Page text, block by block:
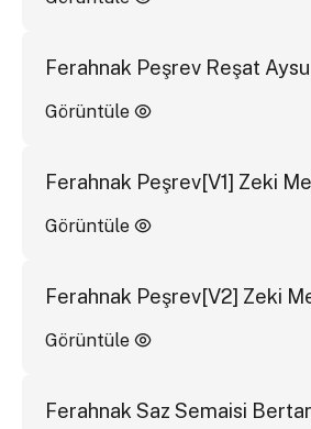
Ferahnak Peşrev Reşat Aysu
Görüntüle
Ferahnak Peşrev[V1] Zeki
Görüntüle
Ferahnak Peşrev[V2] Zeki
Görüntüle
Ferahnak Saz Semaisi